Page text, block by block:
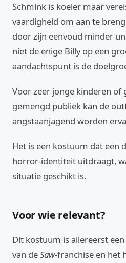
Schmink is koeler maar
vaardigheid om aan te
door zijn eenvoud minder
niet de enige Billy op een
aandachtspunt is de
Voor zeer jonge kinderen of
gemengd publiek kan de
angstaanjagend worden
Het is een kostuum dat een
horror-identiteit uitdraagt,
situatie geschikt is.
Voor wie relevant?
Dit kostuum is allereerst
van deSaw-franchise en het